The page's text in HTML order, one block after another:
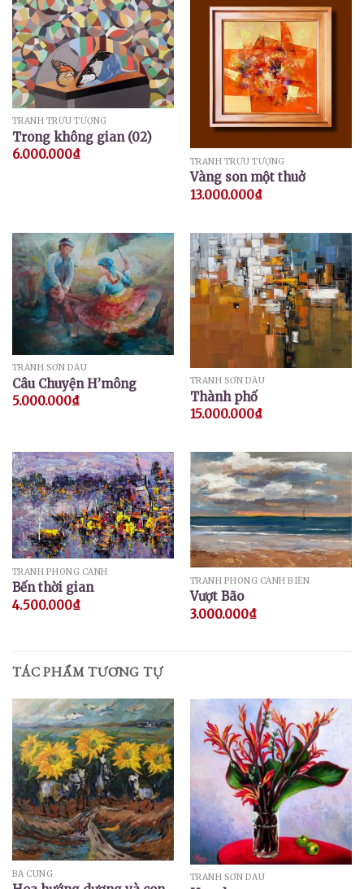
TRANH TRỪU TƯỢNG
Trong không gian (02)
6.000.000₫ TRANH TRỪU TƯỢNG
Vàng son một thuở
13.000.000₫
TRANH SƠN DẦU
Câu Chuyện H’mông
5.000.000₫
TRANH SƠN DẦU
Thành phố
15.000.000₫
TRANH PHONG CẢNH
Bến thời gian
4.500.000₫
TRANH PHONG CẢNH BIỂN
Vượt Bão
3.000.000₫
TÁC PHẨM TƯƠNG TỰ
BÁ CUNG TRANH SƠN DẦU